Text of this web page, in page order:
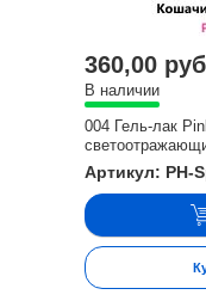
360,00
В наличии
004 Гель-лак
Артикул: PH-